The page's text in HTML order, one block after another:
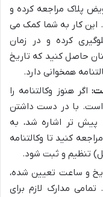
پلاک مراجعه کرده و
این کار به شما کمک می
کرده و در زمان
حاصل کنید که تاریخ
همخوانی دارد.
اگر هنوز وکالتنامه را
است. با در دست داشتن
پیش تر اشاره شد، به
کنید تا وکالتنامه
تنظیم و ثبت شود.
و ساعت تعیین شده،
مدارک لازم برای